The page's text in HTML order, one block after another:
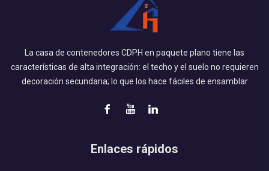
La casa de contenedores CDPH en paquete plano tiene las
características de alta integración: el techo y el suelo no requieren
decoración secundaria; lo que los hace fáciles de ensamblar
Enlaces rápidos